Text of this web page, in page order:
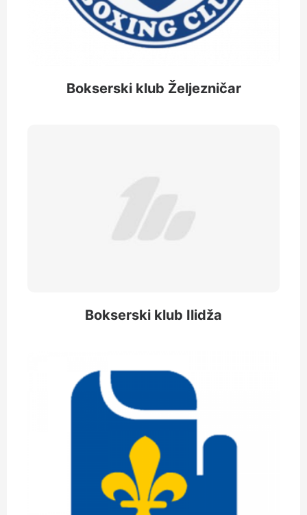
Bokserski klub Željezničar
Bokserski klub Ilidža